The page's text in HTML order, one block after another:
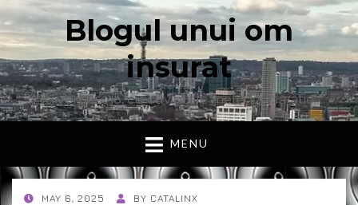
Blogul unui om
insurat
Aici vorbesc io, cu cuvintele mele. Declaratie….
MENU
POSTEDMAY 6, 2025 BY CATALINX